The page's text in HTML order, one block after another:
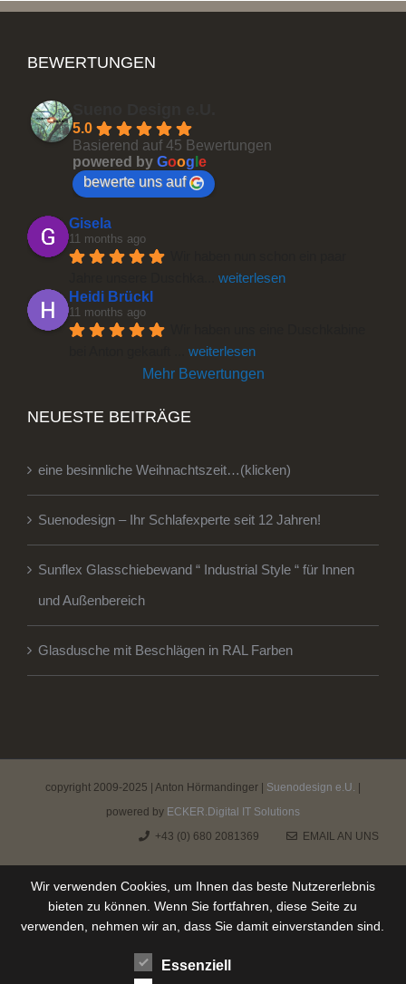
BEWERTUNGEN
5.0
Basierend auf 45 Bewertungen
powered by Goog e
bewerte uns auf
Gisela
11 months ago
weiterlesen
Heidi Brückl
11 months ago
weiterlesen
Mehr Bewertungen
NEUESTE BEITRÄGE
eine besinnliche Weihnachtszeit…(klicken)
Suenodesign – Ihr Schlafexperte seit 12 Jahren!
Sunflex Glasschiebewand “ Industrial Style “ für Innen
und Außenbereich
Glasdusche mit Beschlägen in RAL Farben
copyright 2009-2025 | Anton Hörmandinger | Suenodesign e.U.
powered by ECKER.Digital IT Solutions
+43 (0) 680 2081369
EMAIL AN UNS
Wir verwenden Cookies, um Ihnen das beste Nutzererlebnis
bieten zu können. Wenn Sie fortfahren, diese Seite zu
verwenden, nehmen wir an, dass Sie damit einverstanden sind.
Essenziell